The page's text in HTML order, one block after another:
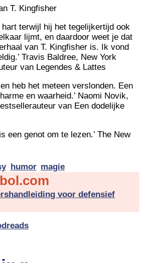
T. Kingfisher
hart terwijl hij het tegelijkertijd ook
lijmt, en daardoor weet je dat
van T. Kingfisher is. Ik vond
Travis Baldree, New York
van Legendes & Lattes
heb het meteen verslonden. Een
en waarheid.’ Naomi Novik,
van Een dodelijke
een genot om te lezen.’ The New
humor magie
voor defensief